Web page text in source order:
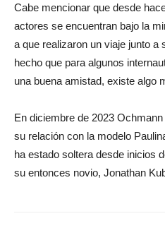
Cabe mencionar que desde
actores se encuentran bajo la
a que realizaron un viaje junto a
hecho que para algunos
una buena amistad, existe algo
En diciembre de 2023
su relación con la modelo
ha estado soltera desde inicios
su entonces novio, Jonathan